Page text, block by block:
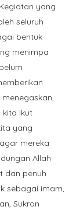
yang
seluruh
bentuk
menimpa
kita ikut
yang
mereka
Allah
dan penuh
sebagai imam,
Sukron